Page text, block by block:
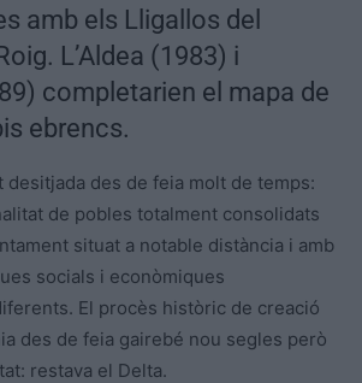
amb els Lligallos del
L’Aldea (1983) i
completarien el mapa de
ebrencs.
desitjada des de feia molt de temps:
de pobles totalment consolidats
situat a notable distància i amb
socials i econòmiques
El procès històric de creació
des de feia gairebé nou segles però
restava el Delta.